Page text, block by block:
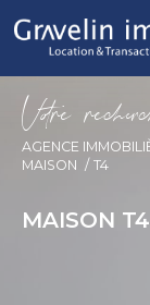
Vore rece
AGENCE
MAISON
T4
MAISON